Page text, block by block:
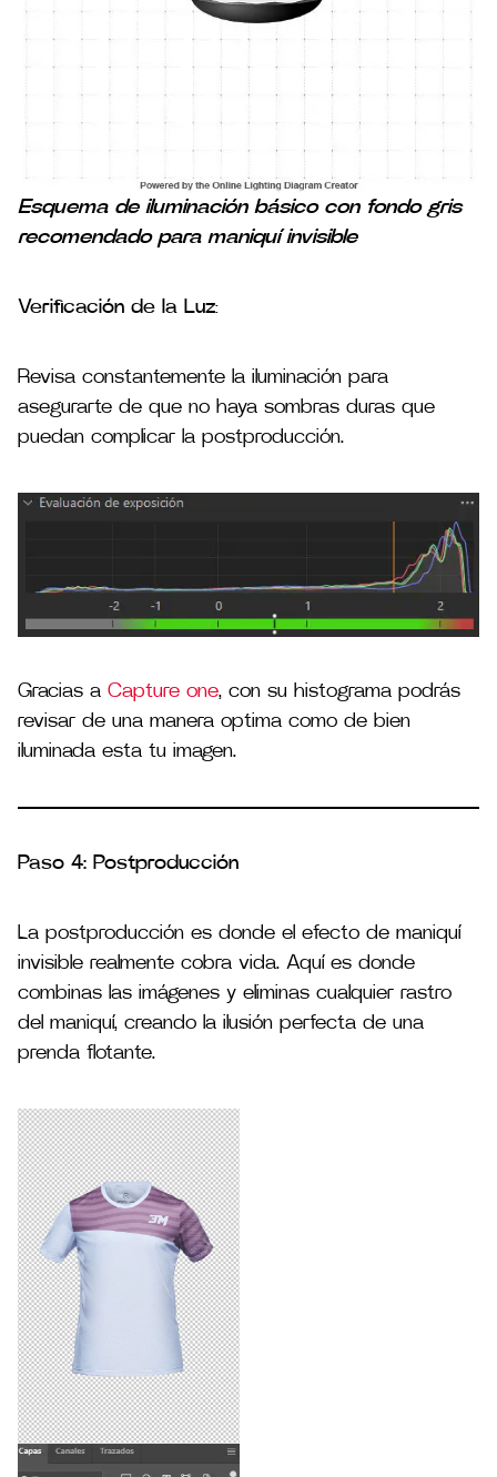
Esquema de iluminación básico con fondo gris
recomendado para maniquí invisible
Verificación de la Luz:
Revisa constantemente la iluminación para
asegurarte de que no haya sombras duras que
puedan complicar la postproducción​.
Gracias a Capture one, con su histograma podrás
revisar de una manera optima como de bien
iluminada esta tu imagen.
Paso 4: Postproducción
La postproducción es donde el efecto de maniquí
invisible realmente cobra vida. Aquí es donde
combinas las imágenes y eliminas cualquier rastro
del maniquí, creando la ilusión perfecta de una
prenda flotante.